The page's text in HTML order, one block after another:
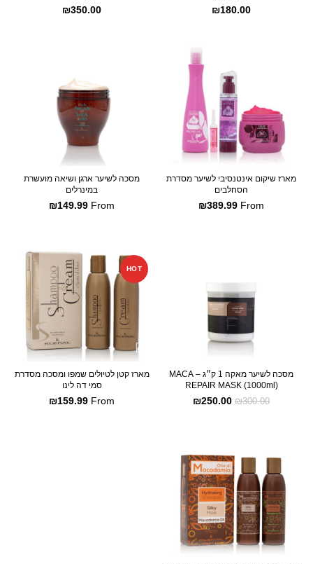
₪180.00
₪350.00
מארז שיקום אינטנסיבי לשיער מסדרת
הסחלבים
From
₪389.99
מסכה לשיער ארגן ושיאה מועשרת
במינרלים
From
₪149.99
מסכה לשיער מאקה 1 ק״ג – MACA
REPAIR MASK (1000ml)
₪300.00
₪250.00
HOT
מארז קטן לטיולים שמפו ומסכה מסדרת
סמי דה לינו
From
₪159.99